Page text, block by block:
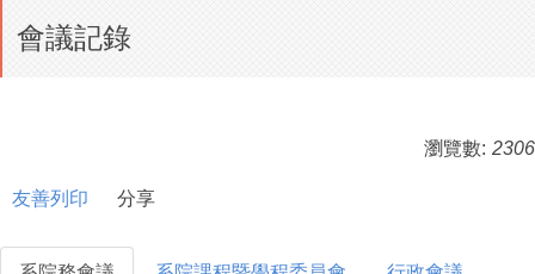
會議記錄
瀏覽數: 2306
友善列印 分享